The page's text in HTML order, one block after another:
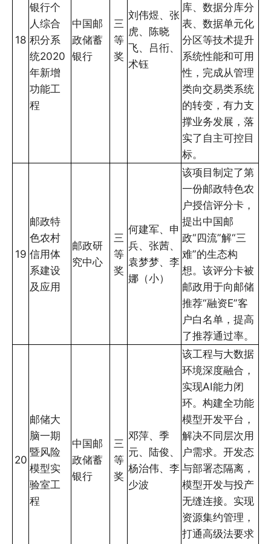
18
银行个
人综合
积分系
统2020
年新增
功能工
程
中国邮
政储蓄
银行
三
等
奖
刘伟煜、张
虎、陈晓
飞、吕衎、
术钰
库、数据分库分
表、数据单元化
分区等技术提升
系统性能和可用
性，完成从管理
类向交易类系统
的转变，有力支
撑业务发展，落
实了自主可控目
标。
19
邮政特
色农村
信用体
系建设
及应用
邮政研
究中心
三
等
奖
何建军、申
兵、张茜、
袁梦梦、李
娜（小）
该项目制定了第
一份邮政特色农
户授信评分卡，
提出中国邮
政“四流”解“三
难”的生态构
想。该评分卡被
邮政用于向邮储
推荐“融资E”客
户白名单，提高
了推荐通过率。
20
邮储大
脑一期
暨风险
模型实
验室工
程
中国邮
政储蓄
银行
三
等
奖
邓萍、季
元、陆俊、
杨治伟、李
少波
该工程与大数据
环境深度融合，
实现AI能力闭
环。构建全功能
模型开发平台，
解决不同层次用
户需求。开发态
与部署态隔离，
模型开发与投产
无缝连接。实现
资源集约管理，
打通高级法要求